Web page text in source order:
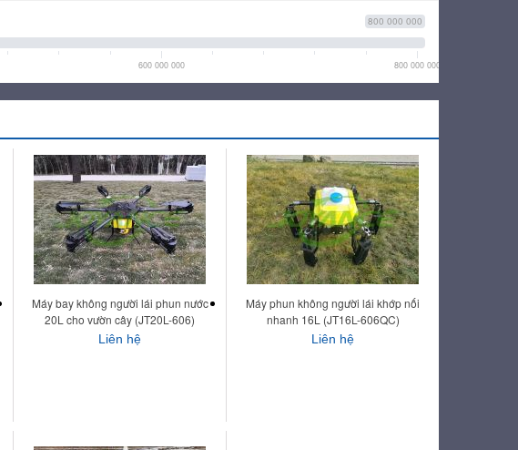
800 000 000
600 000 000 800 000 000
Máy bay không người lái phun nước
20L cho vườn cây (JT20L-606)
Liên hệ
Máy phun không người lái khớp nối
nhanh 16L (JT16L-606QC)
Liên hệ